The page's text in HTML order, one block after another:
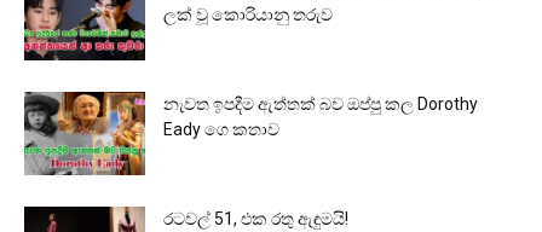
ලක් වූ කොරියානු තරුව
නැවත ඉපදීම ඇත්තක් බව ඔප්පු කල Dorothy
Eady ගෙ කතාව
රටවල් 51, එක රතු ඇඳුමයි!